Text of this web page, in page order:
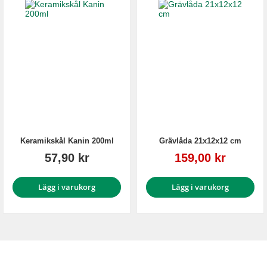
Keramikskål Kanin 200ml
57,90 kr
Lägg i varukorg
Grävlåda 21x12x12 cm
Reapris
159,00 kr
Lägg i varukorg